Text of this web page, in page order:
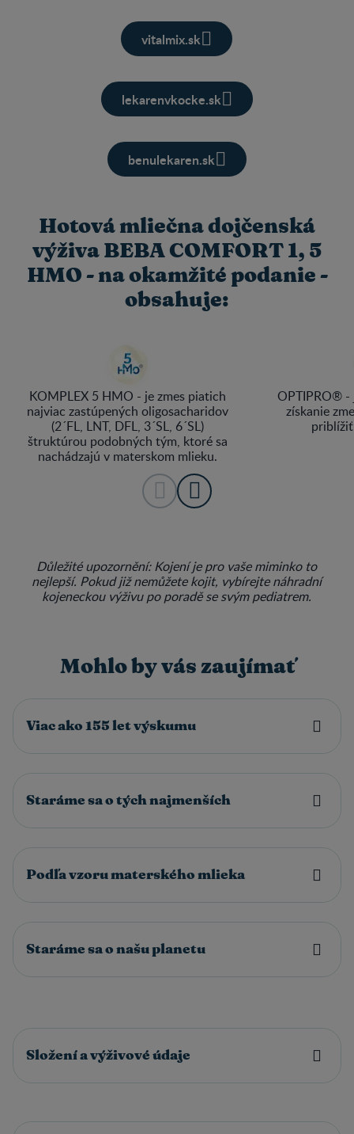
vitalmix.sk
lekarenvkocke.sk
benulekaren.sk
Hotová mliečna dojčenská
výživa BEBA COMFORT 1, 5
HMO - na okamžité podanie -
obsahuje:
KOMPLEX 5 HMO - je zmes piatich
najviac zastúpených oligosacharidov
(2´FL, LNT, DFL, 3´SL, 6´SL)
štruktúrou podobných tým, ktoré sa
nachádzajú v materskom mlieku.
OPTIPRO® -
získanie
Důležité upozornění: Kojení je pro vaše miminko to
nejlepší. Pokud již nemůžete kojit, vybírejte náhradní
kojeneckou výživu po poradě se svým pediatrem.
Mohlo by vás zaujímať
Viac ako 155 let výskumu
Staráme sa o tých najmenších
Podľa vzoru materského mlieka
Staráme sa o našu planetu
Složení a výživové údaje